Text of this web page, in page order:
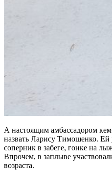
А настоящим амбассадором
назвать Ларису Тимошенко. Ей
соперник в забеге, гонке на
Впрочем, в заплыве
возраста.